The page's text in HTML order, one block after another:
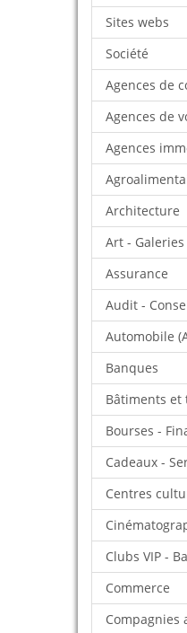
Sites webs
Société
Agences de
Agences de
Agences
Architecture
Art - Galeries
Assurance
Audit -
Automobile
Banques
Bâtiments et
Bourses -
Cadeaux -
Centres
Clubs VIP -
Commerce
Compagnies